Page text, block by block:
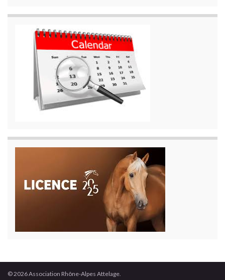
© 2026 Association Rhône-Alpes Attelage.